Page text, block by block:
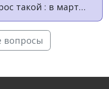
такой : в марте
УЗИ:
вопросы